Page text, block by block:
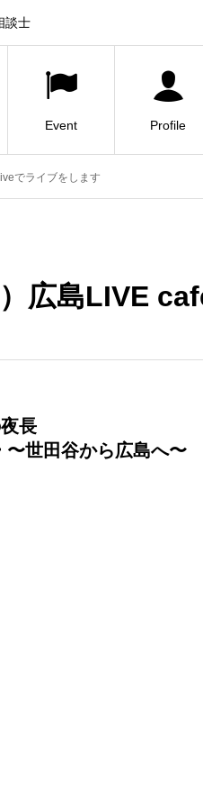
談士
Event Profile
でライブをします
広島LIVE
長
世田谷から広島へ〜